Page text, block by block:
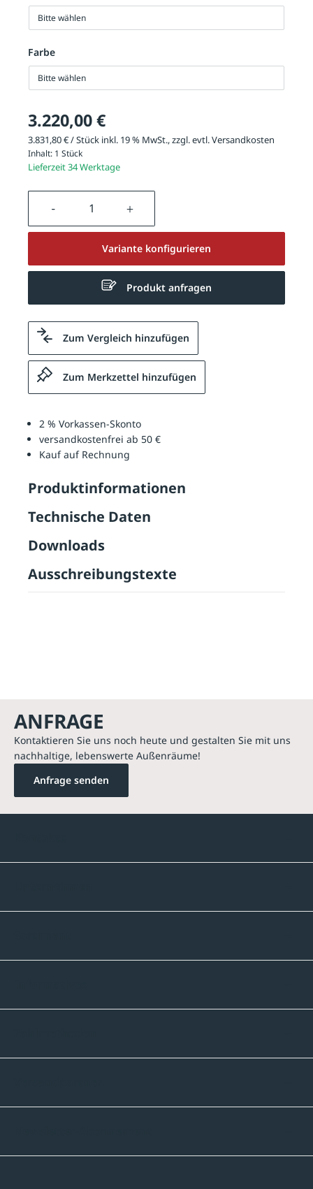
Bitte wählen
Farbe
Bitte wählen
3.220,00 €
3.831,80 € / Stück inkl. 19 % MwSt., zzgl. evtl.Versandkosten
Inhalt: 1 Stück
Lieferzeit 34 Werktage
Produkt Anzahl: Gib den
Variante konfigurieren
Produkt anfragen
Zum Vergleich hinzufügen
Zum Merkzettel hinzufügen
2 % Vorkassen-Skonto
versandkostenfrei ab 50 €
Kauf auf Rechnung
Produktinformationen
Technische Daten
Downloads
Ausschreibungstexte
ANFRAGE
Kontaktieren Sie uns noch heute und gestalten Sie mit uns
nachhaltige, lebenswerte Außenräume!
Anfrage senden